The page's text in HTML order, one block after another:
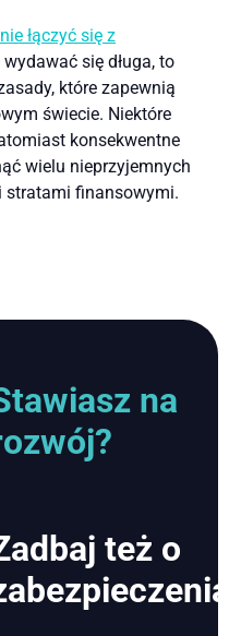
łączyć się z
się długa, to
które zapewnią
świecie. Niektóre
konsekwentne
wielu nieprzyjemnych
stratami finansowymi.
na
też o